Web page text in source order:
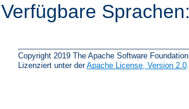
Verfügbare Sprachen:
Copyright 2019 The Apache Software Foundation.
Lizenziert unter derApache License, Version 2.0